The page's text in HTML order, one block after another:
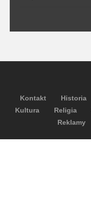
Kontakt Historia
Kultura
Religia
Reklamy